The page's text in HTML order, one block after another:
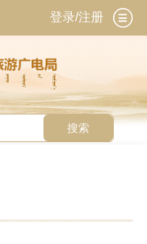
登录/注册
搜索